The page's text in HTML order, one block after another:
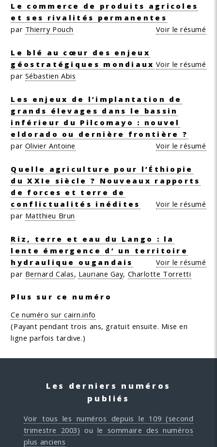
Le commerce de produits agricoles
et ses rivalités permanentes
Voir le résumé
par Thierry Pouch
Le blé au cœur des enjeux
géostratégiques mondiaux Voir le résumé
par Sébastien Abis
Les enjeux de l’implantation de
grands élevages dans le bassin
inférieur du Pilcomayo : nouvel
eldorado ou dernière frontière ?
Voir le résumé
par Olivier Antoine
Quelle agriculture pour l’Éthiopie
du XXIe siècle ? Nouveaux rapports
de forces et terre de
conflictualités inédites
Voir le résumé
par Matthieu Brun
Riz, terre et eau du Lango : la
lente émergence d’ un territoire
hydraulique ougandais
Voir le résumé
par Bernard Calas, Lauriane Gay, Charlotte Torretti
Plus sur ce numéro
Ce numéro sur cairn.info
(Payant pendant trois ans, gratuit ensuite. Mise en
ligne parfois tardive.)
Les derniers numéros
publiés
Voir tous les numéros depuis le 109 (second
trimestre 2003) ou le sommaire des numéros
plus anciens